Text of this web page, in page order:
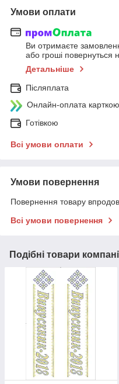
Умови оплати
Ви отримаєте
або гроші повернуться
Детальніше
Післяплата
Онлайн-оплата
Готівкою
Всі умови оплати
Умови повернення
Повернення товару
Всі умови повернення
Подібні товари